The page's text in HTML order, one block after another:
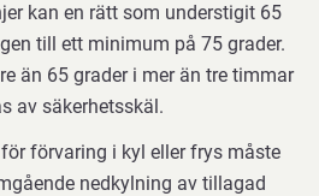
kan en rätt som understigit 65
till ett minimum på 75 grader.
än 65 grader i mer än tre timmar
av säkerhetsskäl.
förvaring i kyl eller frys måste
nedkylning av tillagad